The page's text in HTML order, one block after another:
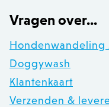
Vragen over...
Hondenwandeling
Doggywash
Klantenkaart
Verzenden &
zoals
Zonder strikt
website niet